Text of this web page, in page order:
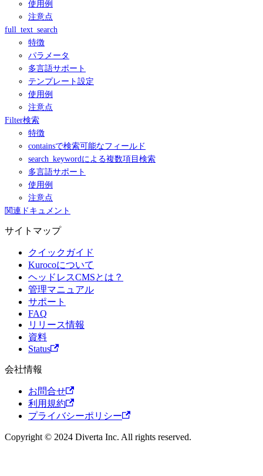
使用例
注意点
full_text_search
特徴
パラメータ
多言語サポート
テンプレート設定
使用例
注意点
Filter検索
特徴
containsで検索可能なフィールド
search_keywordによる複数項目検索
多言語サポート
使用例
注意点
関連ドキュメント
サイトマップ
クイックガイド
Kurocoについて
ヘッドレスCMSとは？
管理マニュアル
サポート
FAQ
リリース情報
資料
Status
会社情報
お問合せ
利用規約
プライバシーポリシー
Copyright © 2024 Diverta Inc. All rights reserved.